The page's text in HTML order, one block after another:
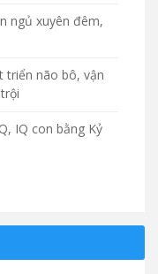
ngủ xuyên đêm,
triển não bô, vận
IQ con bằng Kỷ